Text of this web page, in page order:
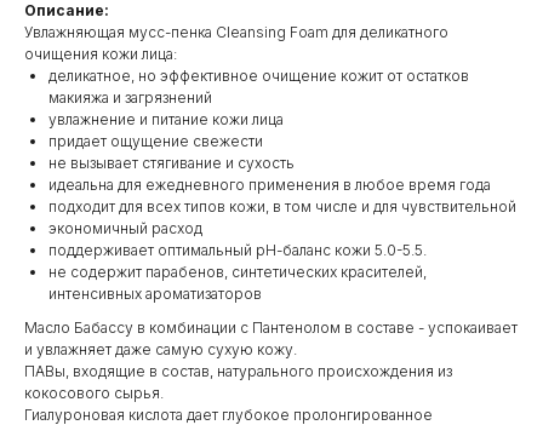
Описание:
Увлажняющая мусс-пенка Cleansing Foam для деликатного
очищения кожи лица:
деликатное, но эффективное очищение кожит от остатков
макияжа и загрязнений
увлажнение и питание кожи лица
придает ощущение свежести
не вызывает стягивание и сухость
идеальна для ежедневного применения в любое время года
подходит для всех типов кожи, в том числе и для чувствительной
экономичный расход
поддерживает оптимальный рН-баланс кожи 5.0-5.5.
не содержит парабенов, синтетических красителей,
интенсивных ароматизаторов
Масло Бабассу в комбинации с Пантенолом в составе - успокаивает
и увлажняет даже самую сухую кожу.
ПАВы, входящие в состав, натурального происхождения из
кокосового сырья.
Гиалуроновая кислота дает глубокое пролонгированное